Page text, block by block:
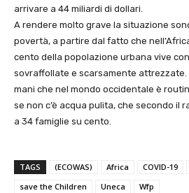
arrivare a 44 miliardi di dollari.
A rendere molto grave la situazione
povertà, a partire dal fatto che
cento della popolazione urbana vive
sovraffollate e scarsamente attrezzate.
mani che nel mondo occidentale è
se non c’è acqua pulita, che secondo il
a 34 famiglie su cento.
TAGS (ECOWAS) Africa COVID-19
save the Children
Uneca Wfp